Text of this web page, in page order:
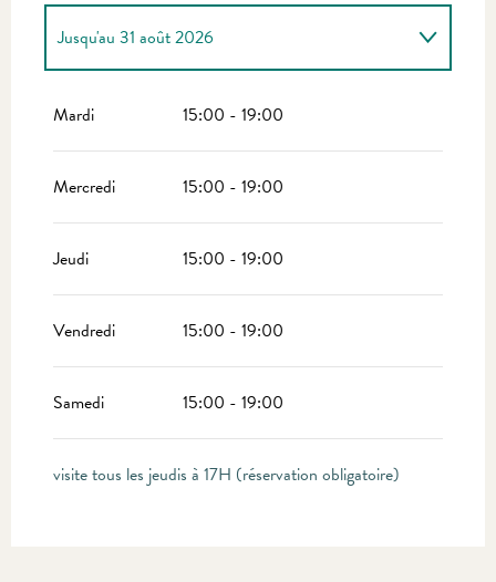
Du 1 janvier 2026au 30 juin 2026
Jusqu'au 31 août 2026
Mardi 15:00 - 19:00
Mercredi 15:00 - 19:00
Jeudi 15:00 - 19:00
Vendredi 15:00 - 19:00
Samedi 15:00 - 19:00
visite tous les jeudis à 17H (réservation obligatoire)